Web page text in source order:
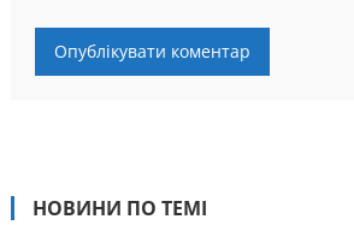
НОВИНИ ПО ТЕМІ